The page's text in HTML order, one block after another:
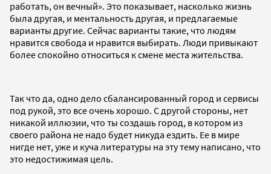
работать, он вечный». Это показывает, насколько жизнь
была другая, и ментальность другая, и предлагаемые
варианты другие. Сейчас варианты такие, что людям
нравится свобода и нравится выбирать. Люди привыкают
более спокойно относиться к смене места жительства.
Так что да, одно дело сбалансированный город и сервисы
под рукой, это все очень хорошо. С другой стороны, нет
никакой иллюзии, что ты создашь город, в котором из
своего района не надо будет никуда ездить. Ее в мире
нигде нет, уже и куча литературы на эту тему написано, что
это недостижимая цель.